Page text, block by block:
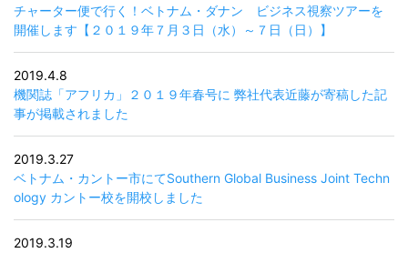
チャーター便で行く！ベトナム・ダナン ビジネス視察ツアーを
開催します【２０１９年７月３日（水）～７日（日）】
2019.4.8
機関誌「アフリカ」２０１９年春号に 弊社代表近藤が寄稿した記
事が掲載されました
2019.3.27
ベトナム・カントー市にてSouthern Global Business Joint Techn
ology カントー校を開校しました
2019.3.19